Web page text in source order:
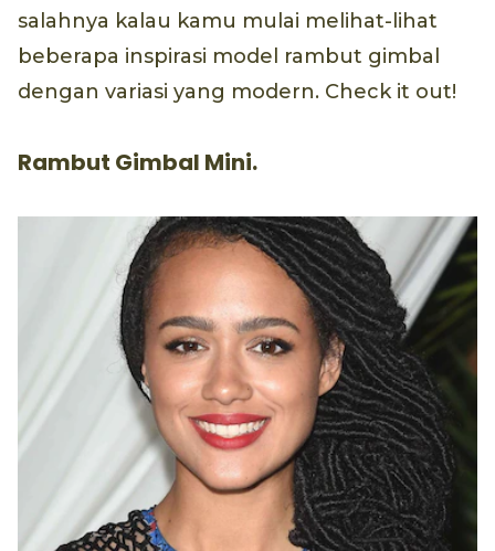
salahnya kalau kamu mulai melihat-lihat
beberapa inspirasi model rambut gimbal
dengan variasi yang modern. Check it out!
Rambut Gimbal Mini.